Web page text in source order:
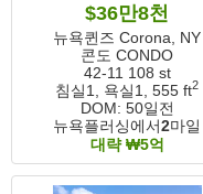
$36만8천
뉴욕퀸즈 Corona, NY
콘도 CONDO
42-11 108 st
침실1, 욕실1, 555 ft2
DOM: 50일전
뉴욕플러싱에서2마일
대략 ₩5억